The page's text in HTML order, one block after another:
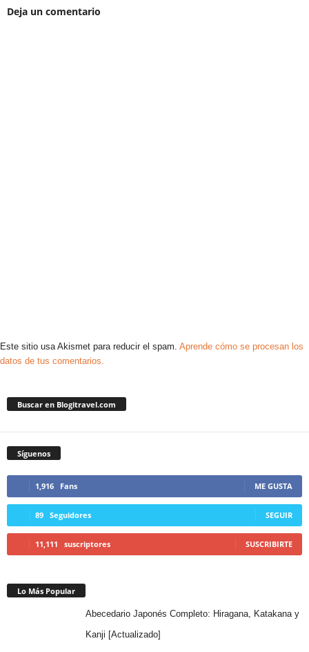
Deja un comentario
Este sitio usa Akismet para reducir el spam. Aprende cómo se procesan los
datos de tus comentarios.
Buscar en Blogitravel.com
Síguenos
1,916 Fans ME GUSTA
89 Seguidores SEGUIR
11,111 suscriptores SUSCRIBIRTE
Lo Más Popular
Abecedario Japonés Completo: Hiragana, Katakana y
Kanji [Actualizado]